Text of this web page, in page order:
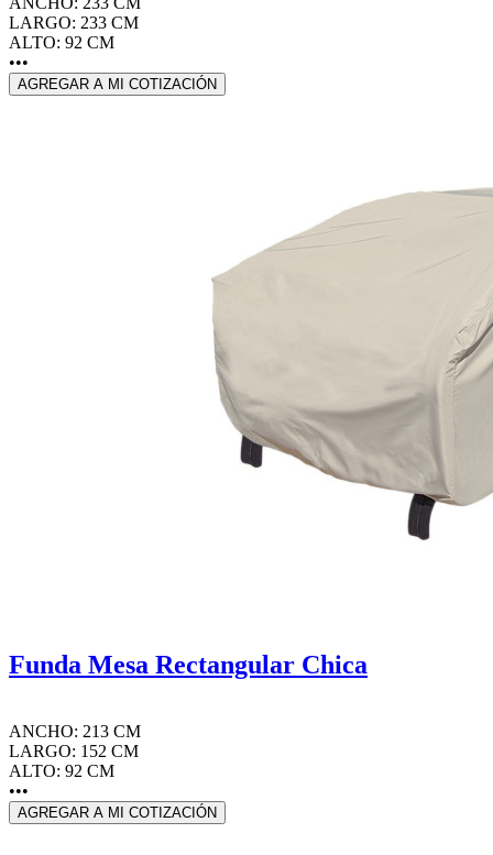
LARGO: 233 CM
ALTO: 92 CM
•••
AGREGAR A MI COTIZACIÓN
Funda Mesa Rectangular Chica
ANCHO: 213 CM
LARGO: 152 CM
ALTO: 92 CM
•••
AGREGAR A MI COTIZACIÓN